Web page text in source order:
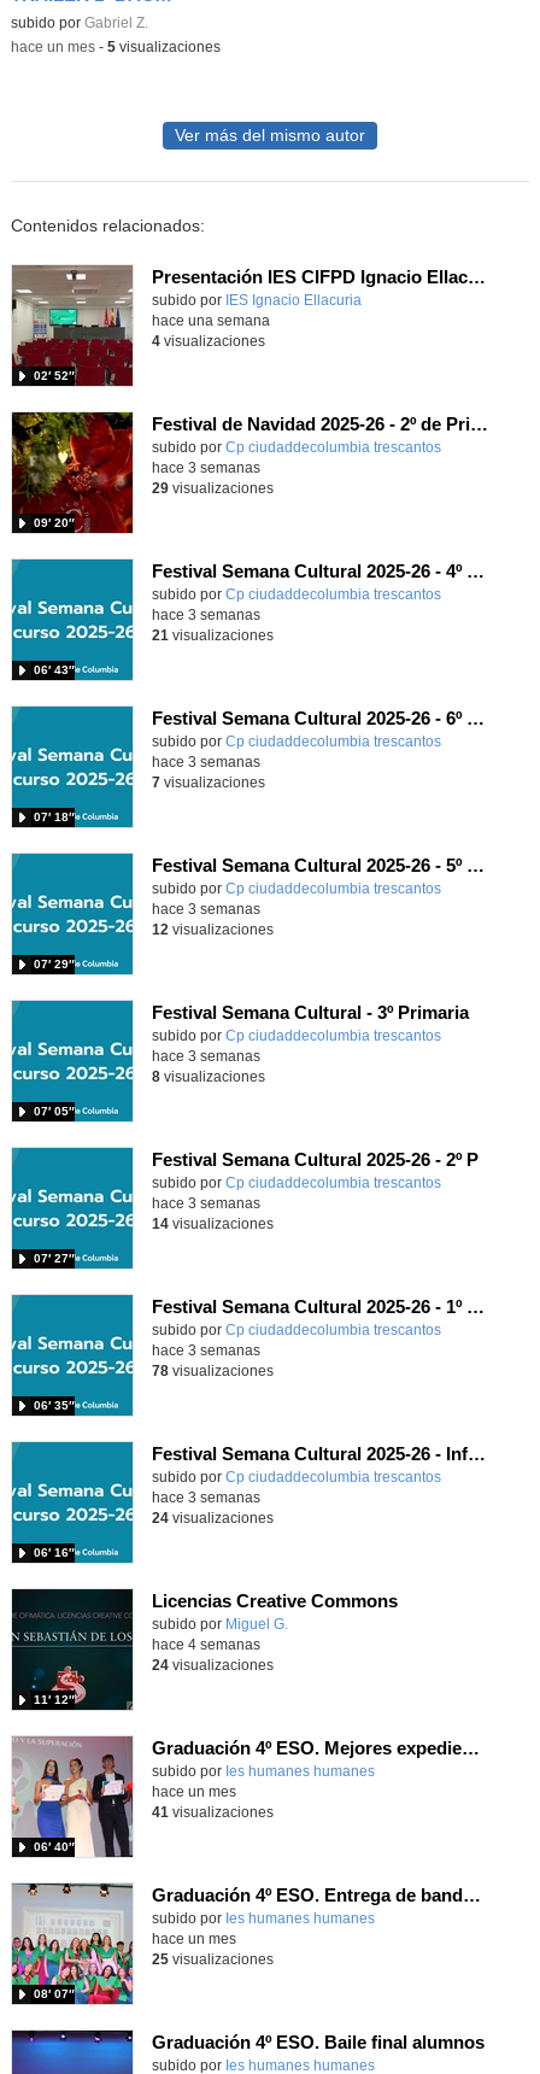
Contenido educativo.
subido por Gabriel Z.
-hace un mes- 5visualizaciones
Ver más del mismo autor
Contenidos relacionados:
Presentación IES CIFPD Ignacio Ellacuría
Contenido educativo.
subido por IES Ignacio Ellacuria
02′ 52″
hace una semana
4visualizaciones
Festival de Navidad 2025-26 - 2º de Primaria
subido por Cp ciudaddecolumbia trescantos
09′ 20″
-
hace 3 semanas
29visualizaciones
Festival Semana Cultural 2025-26 - 4º de Primaria
subido por Cp ciudaddecolumbia trescantos
06′ 43″
-
hace 3 semanas
21 visualizaciones
Festival Semana Cultural 2025-26 - 6º de Primaria
subido por Cp ciudaddecolumbia trescantos
07′ 18″
-
hace 3 semanas
7visualizaciones
Festival Semana Cultural 2025-26 - 5º de Primaria
subido por Cp ciudaddecolumbia trescantos
07′ 29″
-
hace 3 semanas
12 visualizaciones
Festival Semana Cultural - 3º Primaria
subido por Cp ciudaddecolumbia trescantos
07′ 05″
-
hace 3 semanas
8visualizaciones
Festival Semana Cultural 2025-26 - 2º P
subido por Cp ciudaddecolumbia trescantos
07′ 27″
-
hace 3 semanas
14visualizaciones
Festival Semana Cultural 2025-26 - 1º Primaria
subido por Cp ciudaddecolumbia trescantos
06′ 35″
-
hace 3 semanas
78visualizaciones
Festival Semana Cultural 2025-26 - Infantil
subido por Cp ciudaddecolumbia trescantos
06′ 16″
-
hace 3 semanas
24visualizaciones
Licencias Creative Commons
Contenido educativo.
subido por Miguel G.
11′ 12″
hace 4 semanas
24visualizaciones
Graduación 4º ESO. Mejores expedientes
subido por Ies humanes humanes
06′ 40″
-
hace un mes
41 visualizaciones
Graduación 4º ESO. Entrega de bandas 4ºA
subido por Ies humanes humanes
08′ 07″
-
hace un mes
25visualizaciones
Graduación 4º ESO. Baile final alumnos
subido por Ies humanes humanes-